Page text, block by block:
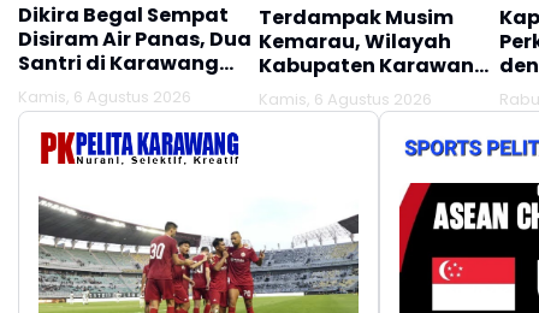
Dikira Begal Sempat
Disiram Air Panas, Dua
Santri di Karawang
Terluka Akibat Aksi
Oknum Linmas
Kamis, 6 Agustus 2026
Terdampak Musim
Kemarau, Wilayah
Kabupaten Karawang
Kekeringan Makin
Meluas
Kamis, 6 Agustus 2026